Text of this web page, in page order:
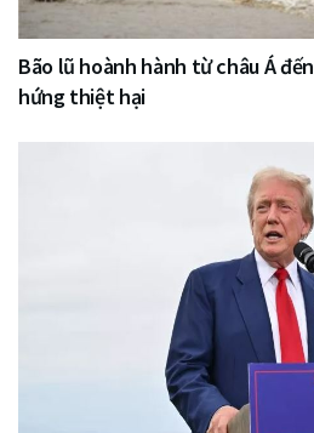
Bão lũ hoành hành từ châu Á
hứng thiệt hại